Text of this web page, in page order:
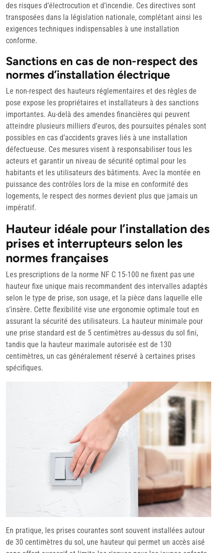
des risques d’électrocution et d’incendie. Ces directives sont
transposées dans la législation nationale, complétant ainsi les
exigences techniques indispensables à une installation
conforme.
Sanctions en cas de non-respect des
normes d’installation électrique
Le non-respect des hauteurs réglementaires et des règles de
pose expose les propriétaires et installateurs à des sanctions
importantes. Au-delà des amendes financières qui peuvent
atteindre plusieurs milliers d’euros, des poursuites pénales sont
possibles en cas d’accidents graves liés à une installation
défectueuse. Ces mesures visent à responsabiliser tous les
acteurs et garantir un niveau de sécurité optimal pour les
habitants et les utilisateurs des bâtiments. Avec la montée en
puissance des contrôles lors de la mise en conformité des
logements, le respect des normes devient plus que jamais un
impératif.
Hauteur idéale pour l’installation des
prises et interrupteurs selon les
normes françaises
Les prescriptions de la norme NF C 15-100 ne fixent pas une
hauteur fixe unique mais recommandent des intervalles adaptés
selon le type de prise, son usage, et la pièce dans laquelle elle
s’insère. Cette flexibilité vise une ergonomie optimale tout en
assurant la sécurité des utilisateurs. La hauteur minimale pour
une prise standard est de 5 centimètres au-dessus du sol fini,
tandis que la hauteur maximale autorisée est de 130
centimètres, un cas généralement réservé à certaines prises
spécifiques.
En pratique, les prises courantes sont souvent installées autour
de 30 centimètres du sol, une hauteur qui permet un accès aisé